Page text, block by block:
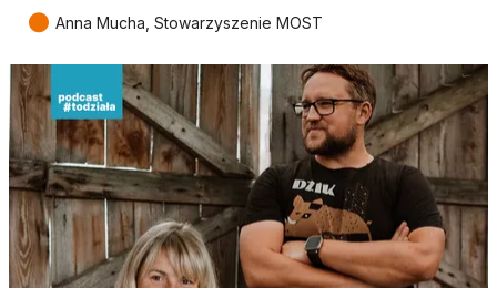
● Anna Mucha, Stowarzyszenie MOST